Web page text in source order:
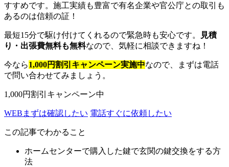
すすめです。施工実績も豊富で有名企業や官公庁との取引も
あるのは信頼の証！
最短15分で駆け付けてくれるので緊急時も安心です。
見積
り・出張費無料も無料なので、気軽に相談できますね！
今なら1,000円割引キャンペーン実施中なので、まずは電話
で問い合わせてみましょう。
1,000円割引キャンペーン中
WEB まずは確認したい 電話すぐに依頼したい
この記事でわかること
ホームセンターで購入した鍵で玄関の鍵交換をする方
法